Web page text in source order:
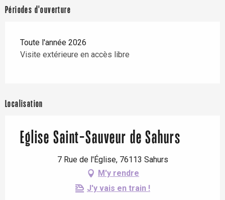
Périodes d'ouverture
Toute l'année 2026
Visite extérieure en accès libre
Localisation
Eglise Saint-Sauveur de Sahurs
7 Rue de l'Église, 76113 Sahurs
M'y rendre
J'y vais en train !